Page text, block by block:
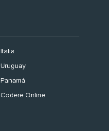
Italia
Uruguay
Panamá
Codere Online